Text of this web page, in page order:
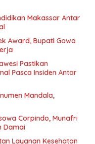
Makassar Antar
Award, Bupati Gowa
Pastikan
Pasca Insiden Antar
Mandala,
Corpindo, Munafri
Damai
Layanan Kesehatan